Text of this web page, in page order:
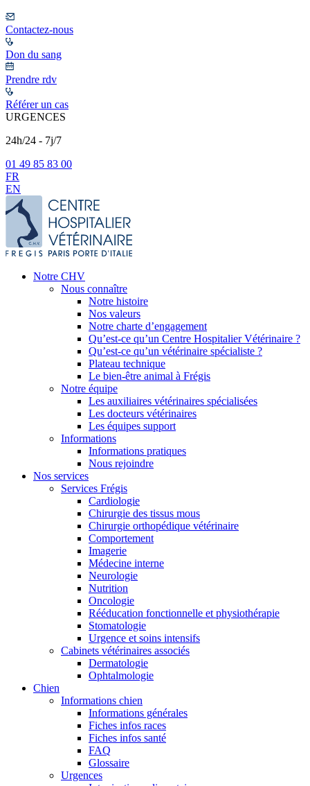
Contactez-nous
Don du sang
Prendre rdv
Référer un cas
URGENCES
24h/24 - 7j/7
01 49 85 83 00
FR
EN
Notre CHV
Nous connaître
Notre histoire
Nos valeurs
Notre charte d’engagement
Qu’est-ce qu’un Centre Hospitalier Vétérinaire ?
Qu’est-ce qu’un vétérinaire spécialiste ?
Plateau technique
Le bien-être animal à Frégis
Notre équipe
Les auxiliaires vétérinaires spécialisées
Les docteurs vétérinaires
Les équipes support
Informations
Informations pratiques
Nous rejoindre
Nos services
Services Frégis
Cardiologie
Chirurgie des tissus mous
Chirurgie orthopédique vétérinaire
Comportement
Imagerie
Médecine interne
Neurologie
Nutrition
Oncologie
Rééducation fonctionnelle et physiothérapie
Stomatologie
Urgence et soins intensifs
Cabinets vétérinaires associés
Dermatologie
Ophtalmologie
Chien
Informations chien
Informations générales
Fiches infos races
Fiches infos santé
FAQ
Glossaire
Urgences